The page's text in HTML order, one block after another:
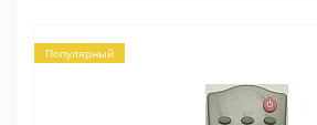
Популярный